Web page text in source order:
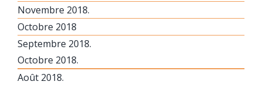
Novembre 2018.
Octobre 2018
Septembre 2018.
Octobre 2018.
Août 2018.